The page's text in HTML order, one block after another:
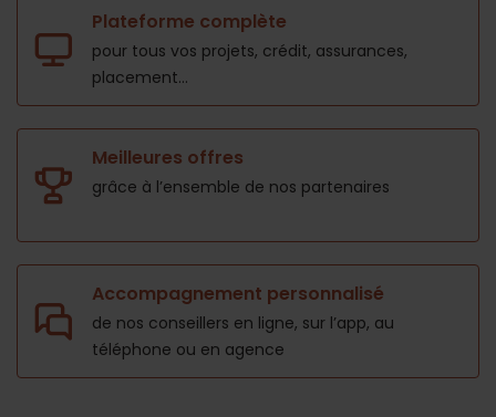
Plateforme complète
pour tous vos projets, crédit, assurances,
placement...
Meilleures offres
grâce à l’ensemble de nos partenaires
Accompagnement personnalisé
de nos conseillers en ligne, sur l’app, au
téléphone ou en agence